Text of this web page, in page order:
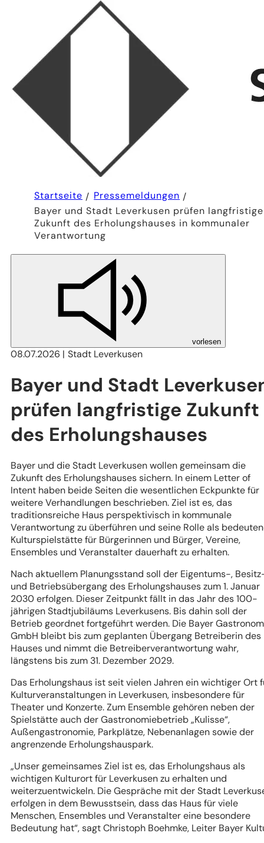
Startseite
Pressemeldungen
Bayer und Stadt Leverkusen prüfen langfristige
Zukunft des Erholungshauses in kommunaler
Verantwortung
vorlesen
08.07.2026 Stadt Leverkusen
Bayer und Stadt
prüfen langfristige Zukunft
des Erholungshauses
Bayer und die Stadt Leverkusen wollen gemeinsam die
Zukunft des Erholungshauses sichern. In einem Letter of
Intent haben beide Seiten die wesentlichen Eckpunkte für
weitere Verhandlungen beschrieben. Ziel ist es, das
traditionsreiche Haus perspektivisch in kommunale
Verantwortung zu überführen und seine Rolle als
Kulturspielstätte für Bürgerinnen und Bürger, Vereine,
Ensembles und Veranstalter dauerhaft zu erhalten.
Nach aktuellem Planungsstand soll der Eigentums-,
und Betriebsübergang des Erholungshauses zum 1. Januar
2030 erfolgen. Dieser Zeitpunkt fällt in das Jahr des 100-
jährigen Stadtjubiläums Leverkusens. Bis dahin soll der
Betrieb geordnet fortgeführt werden. Die Bayer
GmbH bleibt bis zum geplanten Übergang Betreiberin des
Hauses und nimmt die Betreiberverantwortung wahr,
längstens bis zum 31. Dezember 2029.
Das Erholungshaus ist seit vielen Jahren ein wichtiger Ort
Kulturveranstaltungen in Leverkusen, insbesondere für
Theater und Konzerte. Zum Ensemble gehören neben der
Spielstätte auch der Gastronomiebetrieb „Kulisse“,
Außengastronomie, Parkplätze, Nebenanlagen sowie der
angrenzende Erholungshauspark.
„Unser gemeinsames Ziel ist es, das Erholungshaus als
wichtigen Kulturort für Leverkusen zu erhalten und
weiterzuentwickeln. Die Gespräche mit der Stadt
erfolgen in dem Bewusstsein, dass das Haus für viele
Menschen, Ensembles und Veranstalter eine besondere
Bedeutung hat“, sagt Christoph Boehmke, Leiter Bayer